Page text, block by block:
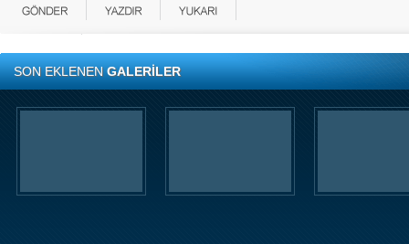
SON EKLENENGALERİLER